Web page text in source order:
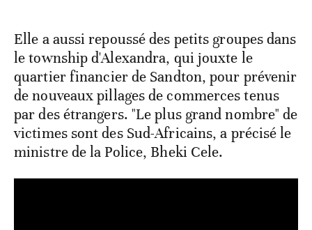
Elle a aussi repoussé des petits groupes dans
le township d'Alexandra, qui jouxte le
quartier financier de Sandton, pour prévenir
de nouveaux pillages de commerces tenus
par des étrangers. "Le plus grand nombre" de
victimes sont des Sud-Africains, a précisé le
ministre de la Police, Bheki Cele.